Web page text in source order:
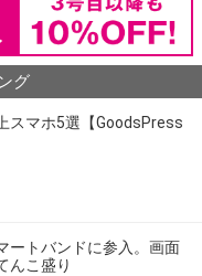
グ
スマホ5選【GoodsPress
ートバンドに参入。画面
んこ盛り